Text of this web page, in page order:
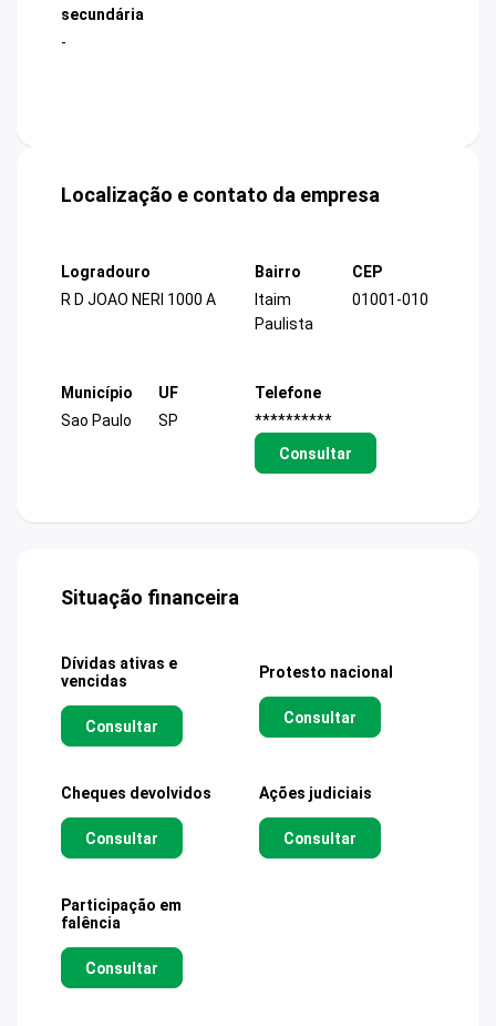
secundária
-
Localização e contato da empresa
Logradouro
R D JOAO NERI 1000 A
Bairro
Itaim
Paulista
CEP
01001-010
Município
Sao Paulo
UF
SP
Telefone
**********
Consultar
Situação financeira
Dívidas ativas e
vencidas
Consultar
Protesto nacional
Consultar
Cheques devolvidos
Consultar
Ações judiciais
Consultar
Participação em
falência
Consultar